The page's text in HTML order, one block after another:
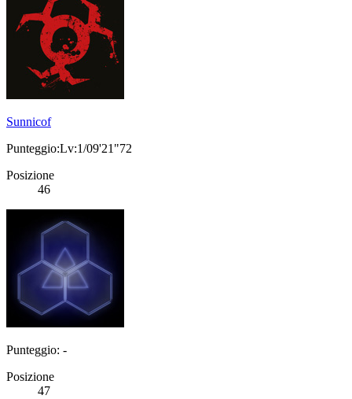
Sunnicof
Punteggio:Lv:1/09'21"72
Posizione
46
Punteggio: -
Posizione
47